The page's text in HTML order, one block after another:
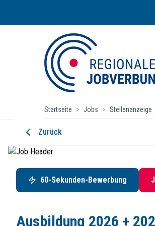
Startseite > Jobs > Stellenanzeige
Ausbildung 2026 +
GRÜN Gruppe
Startdatum:
ab sofort
Ausbildungsplatz
Komm mit! Und starte bei uns deine
Zurück
60-Sekunden-Bewerbung
Ausbildung 2026 +